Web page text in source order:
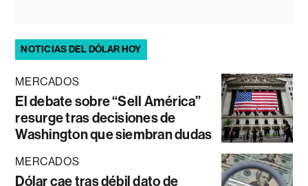
NOTICIAS DEL DÓLAR HOY
MERCADOS
El debate sobre “Sell América”
resurge tras decisiones de
Washington que siembran dudas
MERCADOS
Dólar cae tras débil dato de